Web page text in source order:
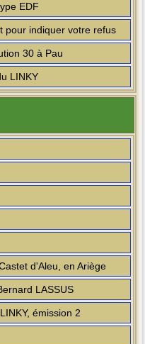
EDF
pour indiquer votre refus
30 à Pau
LINKY
d'Aleu, en Ariège
LASSUS
émission 2